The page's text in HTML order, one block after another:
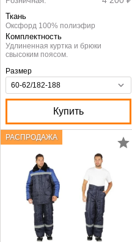
Ткань
Оксфорд 100% полиэфир
Комплектность
Удлиненная куртка и брюки
свысоким поясом.
Размер
Купить
РАСПРОДАЖА